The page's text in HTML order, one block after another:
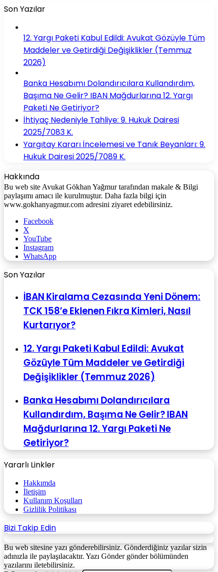
Son Yazılar
12. Yargı Paketi Kabul Edildi: Avukat Gözüyle Tüm
Maddeler ve Getirdiği Değişiklikler (Temmuz
2026)
Banka Hesabımı Dolandırıcılara Kullandırdım,
Başıma Ne Gelir? IBAN Mağdurlarına 12. Yargı
Paketi Ne Getiriyor?
İhtiyaç Nedeniyle Tahliye: 9. Hukuk Dairesi
2025/7083 K.
Yargıtay Kararı İncelemesi ve Tanık Beyanları: 9.
Hukuk Dairesi 2025/7089 K.
Hakkında
Bu web site Avukat Gökhan Yağmur tarafından makale & Bilgi
paylaşımı amacı ile kurulmuştur. Daha fazla bilgi için
www.gokhanyagmur.com adresini ziyaret edebilirsiniz.
Facebook
X
YouTube
Instagram
WhatsApp
Son Yazılar
İBAN Kiralama Cezasında Yeni Dönem:
TCK 158’e Eklenen Fıkra Kimleri, Nasıl
Kurtarıyor?
12. Yargı Paketi Kabul Edildi: Avukat
Gözüyle Tüm Maddeler ve Getirdiği
Değişiklikler (Temmuz 2026)
Banka Hesabımı Dolandırıcılara
Kullandırdım, Başıma Ne Gelir? IBAN
Mağdurlarına 12. Yargı Paketi Ne
Getiriyor?
Yararlı Linkler
Hakkımda
İletişim
Kullanım Koşulları
Gizlilik Politikası
Bizi Takip Edin
Bu web sitesine yazı gönderebilirsiniz. Gönderdiğiniz yazılar sizin
adınızla ile paylaşılacaktır. Yazı Gönder gönder bölümünden
yazılarını iletebilirsiniz.